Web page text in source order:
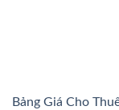
Bảng Giá Cho